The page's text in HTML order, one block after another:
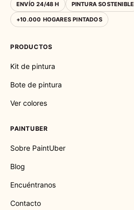
ENVÍO 24/48 H PINTURA SOSTENIBLE
+10.000 HOGARES PINTADOS
PRODUCTOS
Kit de pintura
Bote de pintura
Ver colores
PAINTUBER
Sobre PaintUber
Blog
Encuéntranos
Contacto